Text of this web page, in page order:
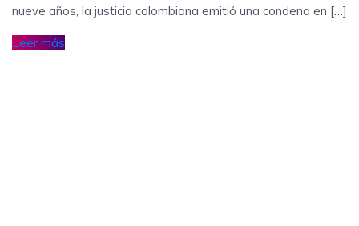
nueve años, la justicia colombiana emitió una condena en […]
Leer más